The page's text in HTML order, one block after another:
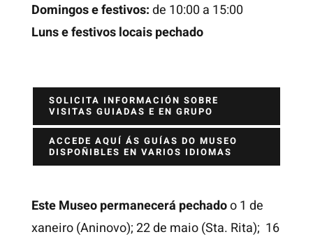
Domingos e festivos:de 10:00 a 15:00
Luns e festivos locais pechado
SOLICITA INFORMACIÓN SOBRE
VISITAS GUIADAS E EN GRUPO
ACCEDE AQUÍ ÁS GUÍAS DO MUSEO
DISPOÑIBLES EN VARIOS IDIOMAS
Este Museo permanecerá pechadoo 1 de
xaneiro (Aninovo); 22 de maio (Sta. Rita); 16